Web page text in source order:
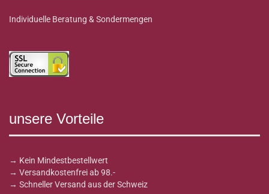
Individuelle Beratung & Sondermengen
unsere Vorteile
→ Kein Mindestbestellwert
→ Versandkostenfrei ab 98.-
→ Schneller Versand aus der Schweiz